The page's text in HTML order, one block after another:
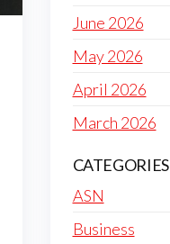
June 2026
May 2026
April 2026
March 2026
CATEGORIES
ASN
Business